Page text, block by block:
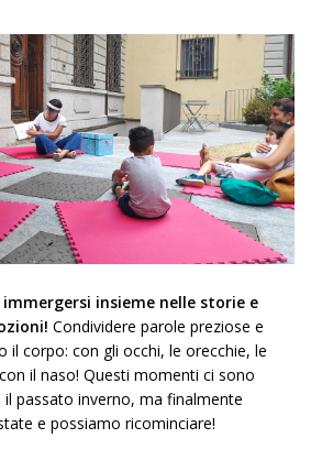
insieme nelle storie e
Condividere parole preziose e
il corpo: con gli occhi, le orecchie, le
il naso! Questi momenti ci sono
passato inverno, ma finalmente
e possiamo ricominciare!